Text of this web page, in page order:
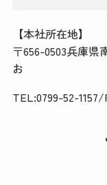
【本社所在地】
〒656-0503兵庫県
お
TEL:0799-52-